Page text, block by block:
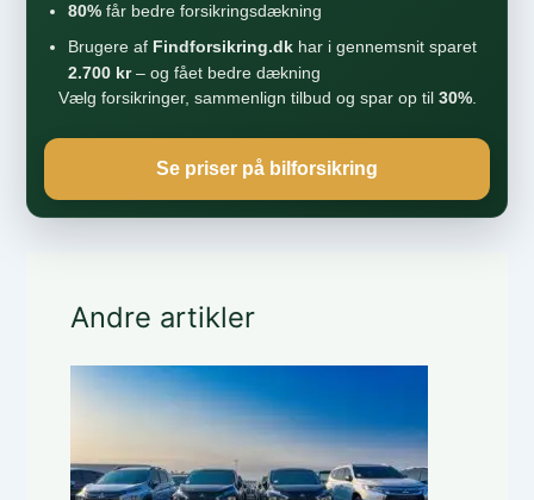
80% får bedre forsikringsdækning
Brugere af Findforsikring.dk har i gennemsnit sparet
2.700 kr– og fået bedre dækning
Vælg forsikringer, sammenlign tilbud og spar op til 30%.
Se priser på bilforsikring
Andre artikler